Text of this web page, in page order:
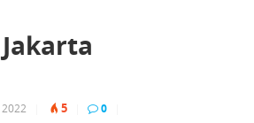
2022
5 0